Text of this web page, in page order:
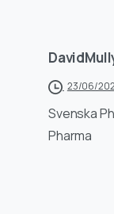
23/06/
Svenska
Pharma